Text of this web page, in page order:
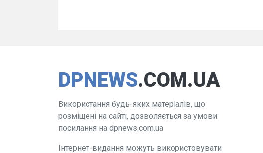
DPNEWS.COM.UA
Використання будь-яких матеріалів, що
розміщені на сайті, дозволяється за умови
посилання на dpnews.com.ua
Інтернет-видання можуть використовувати